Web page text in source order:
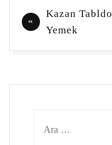
Yazı
gezinmesi
Kazan
Yemek